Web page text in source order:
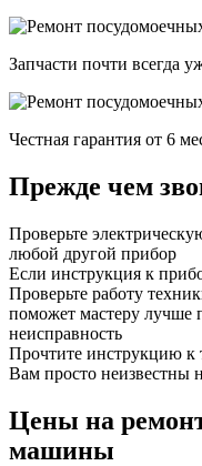
Запчасти почти всегда
Честная гарантия от 6
Прежде чем
Проверьте
любой другой прибор
Если инструкция к
Проверьте работу
поможет мастеру лучше
неисправность
Прочтите инструкцию к
Вам просто неизвестны
Цены на
машины